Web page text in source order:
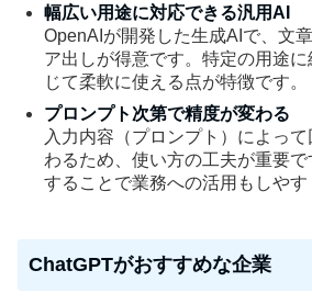
幅広い用途に対応できる汎用AI
OpenAIが開発した生成AIで、文
ア出しが得意です。特定の用途
じて柔軟に使える点が特徴です。
プロンプト次第で精度が変わる
入力内容（プロンプト）によっ
わるため、使い方の工夫が重要
することで業務への活用もしやす
ChatGPTがおすすめな企業